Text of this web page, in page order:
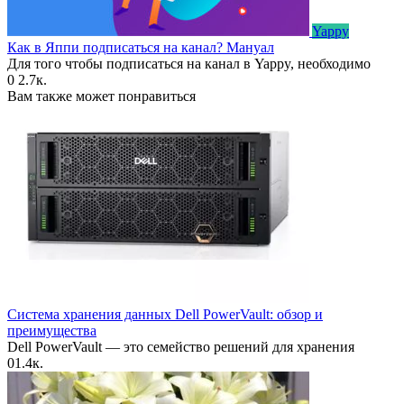
Yappy
Как в Яппи подписаться на канал? Мануал
Для того чтобы подписаться на канал в Yappy, необходимо
0 2.7к.
Вам также может понравиться
Система хранения данных Dell PowerVault: обзор и
преимущества
Dell PowerVault — это семейство решений для хранения
01.4к.